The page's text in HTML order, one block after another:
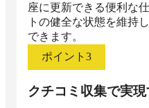
座に更新できる便利な
トの健全な状態を維持
できます。
ポイント 3
クチコミ収集で実